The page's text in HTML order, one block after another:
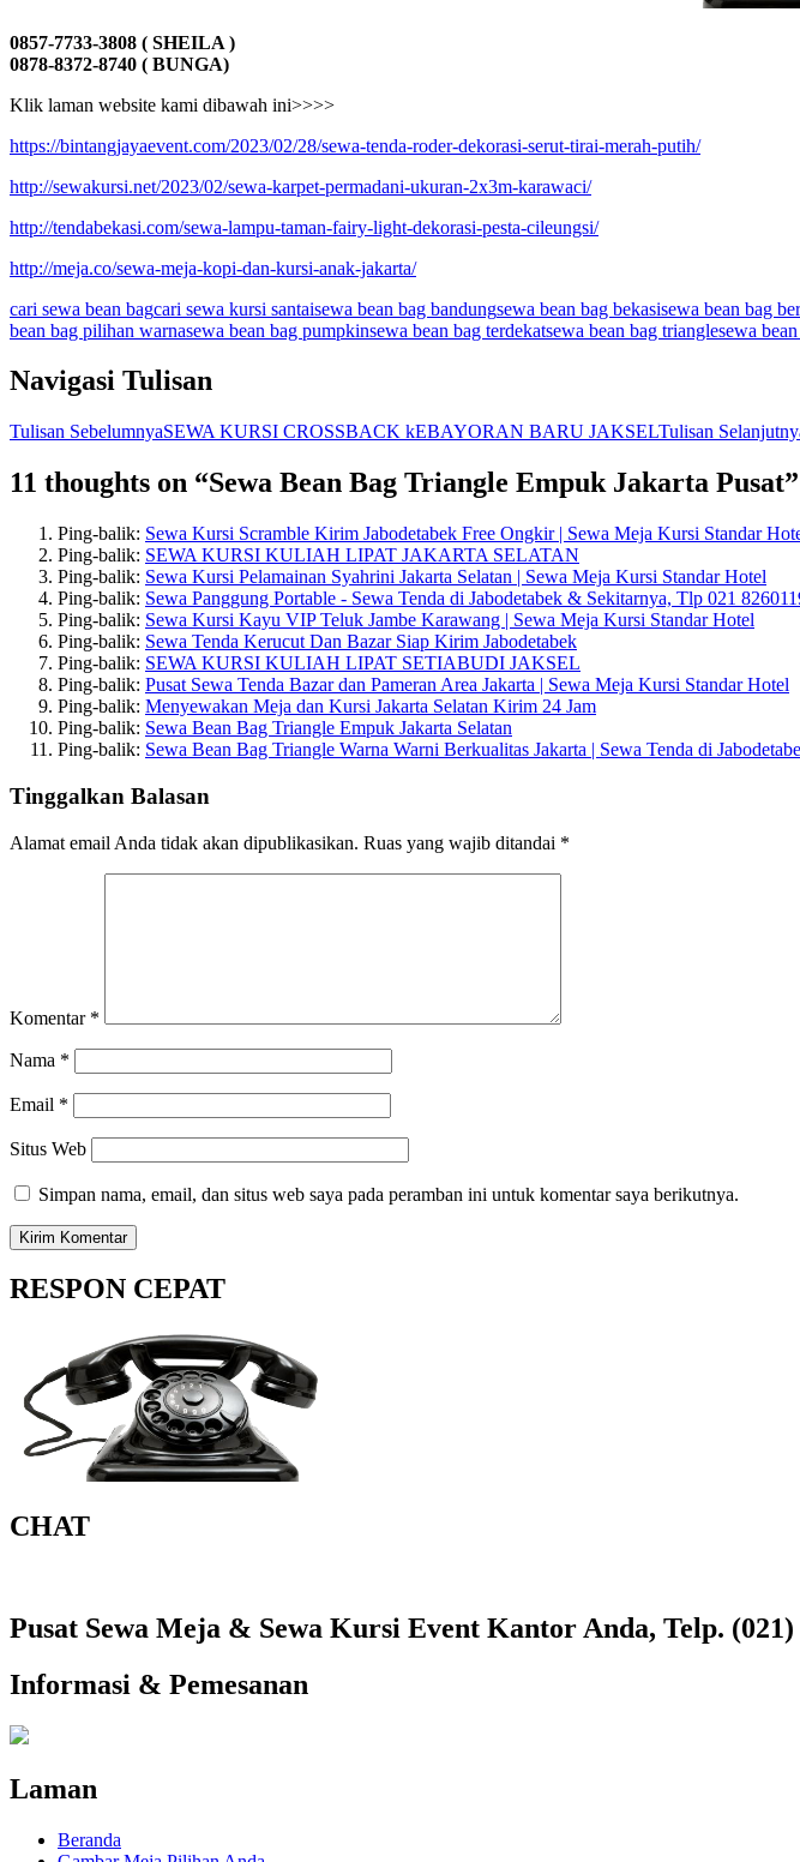
0857-7733-3808 ( SHEILA )
0878-8372-8740 ( BUNGA)
Klik laman website kami dibawah ini>>>>
https://bintangjayaevent.com/2023/02/28/sewa-tenda-roder-dekorasi-serut-tirai-merah-putih/
http://sewakursi.net/2023/02/sewa-karpet-permadani-ukuran-2x3m-karawaci/
http://tendabekasi.com/sewa-lampu-taman-fairy-light-dekorasi-pesta-cileungsi/
http://meja.co/sewa-meja-kopi-dan-kursi-anak-jakarta/
cari sewa bean bagcari sewa kursi santaisewa bean bag bandungsewa bean bag bekasisewa bean bag
bean bag pilihan warnasewa bean bag pumpkinsewa bean bag terdekatsewa bean bag trianglesewa
Navigasi Tulisan
Tulisan SebelumnyaSEWA KURSI CROSSBACK kEBAYORAN BARU JAKSELTulisan
11 thoughts on “Sewa Bean Bag Triangle Empuk Jakarta Pusat”
Ping-balik: Sewa Kursi Scramble Kirim Jabodetabek Free Ongkir | Sewa Meja Kursi Standar
Ping-balik: SEWA KURSI KULIAH LIPAT JAKARTA SELATAN
Ping-balik: Sewa Kursi Pelamainan Syahrini Jakarta Selatan | Sewa Meja Kursi Standar Hotel
Ping-balik: Sewa Panggung Portable - Sewa Tenda di Jabodetabek & Sekitarnya, Tlp 021
Ping-balik: Sewa Kursi Kayu VIP Teluk Jambe Karawang | Sewa Meja Kursi Standar Hotel
Ping-balik: Sewa Tenda Kerucut Dan Bazar Siap Kirim Jabodetabek
Ping-balik: SEWA KURSI KULIAH LIPAT SETIABUDI JAKSEL
Ping-balik: Pusat Sewa Tenda Bazar dan Pameran Area Jakarta | Sewa Meja Kursi Standar Hotel
Ping-balik: Menyewakan Meja dan Kursi Jakarta Selatan Kirim 24 Jam
Ping-balik: Sewa Bean Bag Triangle Empuk Jakarta Selatan
Ping-balik: Sewa Bean Bag Triangle Warna Warni Berkualitas Jakarta | Sewa Tenda di
Tinggalkan Balasan
Alamat email Anda tidak akan dipublikasikan. Ruas yang wajib ditandai *
Komentar *
Nama *
Email *
Situs Web
Simpan nama, email, dan situs web saya pada peramban ini untuk komentar saya berikutnya.
RESPON CEPAT
CHAT
Pusat Sewa Meja & Sewa Kursi Event Kantor Anda, Telp. (021)
Informasi & Pemesanan
Laman
Beranda